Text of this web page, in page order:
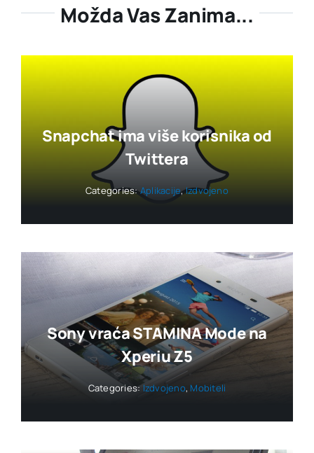
Možda Vas Zanima...
Snapchat ima više korisnika od
Twittera
Categories:Aplikacije,Izdvojeno
Sony vraća STAMINA Mode na
Xperiu Z5
Categories:Izdvojeno, Mobiteli